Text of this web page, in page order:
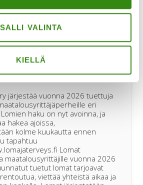
SALLI VALINTA
KIELLÄ
järjestää vuonna 2026 tuettuja
eri
haku on nyt avoinna, ja
hakea ajoissa,
kolme kuukautta ennen
tapahtuu
Lomat
maatalousyrittäjille vuonna 2026
tuetut lomat tarjoavat
viettää yhteistä aikaa ja